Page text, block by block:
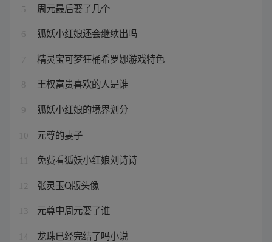
5 周元最后娶了几个
6 狐妖小红娘还会继续出吗
7 精灵宝可梦狂桶希罗娜游戏特色
8 王权富贵喜欢的人是谁
9 狐妖小红娘的境界划分
10 元尊的妻子
免费看狐妖小红娘刘诗诗
12 张灵玉Q版头像
13 元尊中周元娶了谁
14 龙珠已经完结了吗小说